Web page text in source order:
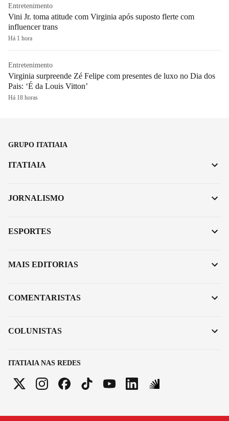
Entretenimento
Vini Jr. toma atitude com Virginia após suposto flerte com
influencer trans
Há 1 hora
Entretenimento
Virginia surpreende Zé Felipe com presentes de luxo no Dia dos
Pais: ‘É da Louis Vitton’
Há 18 horas
GRUPO ITATIAIA
ITATIAIA NAS REDES
ITATIAIA
JORNALISMO
ESPORTES
MAIS EDITORIAS
COMENTARISTAS
COLUNISTAS